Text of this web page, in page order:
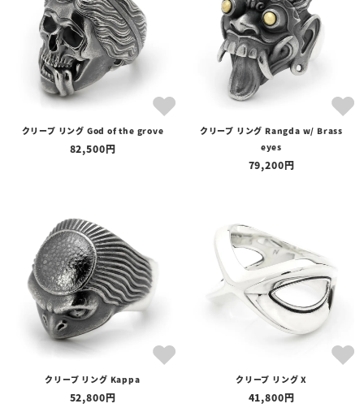
カテゴリ
ブランド
価格
在庫あり
クリープ リング God of the grove
82,500
クリープ リング Rangda w/ Brass
eyes
79,200
クリープ リング Kappa
52,800
クリープ リング X
41,800